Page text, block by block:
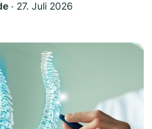
‧ 27. Juli 2026